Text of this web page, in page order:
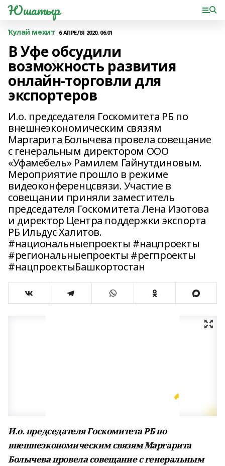
Юшатыр
Ҡулай мөхит 6 АПРЕЛЯ 2020, 06:01
В Уфе обсудили
возможность развития
онлайн-торговли для
экспортеров
И.о. председателя Госкомитета РБ по
внешнеэкономическим связям
Маргарита Болычева провела совещание
с генеральным директором ООО
«Уфамебель» Рамилем Гайнутдиновым.
Мероприятие прошло в режиме
видеоконференцсвязи. Участие в
совещании приняли заместитель
председателя Госкомитета Лена Изотова
и директор Центра поддержки экспорта
РБ Ильдус Халитов.
#национальныепроекты #нацпроекты
#региональныепроекты #регпроекты
#нацпроектыБашкортостан
И.о. председателя Госкомитета РБ по
внешнеэкономическим связям Маргарита
Болычева провела совещание с генеральным